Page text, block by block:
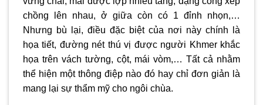
chồng lên nhau, ở giữa còn có 1 đỉnh nhọn,…
Nhưng bù lại, điều đặc biệt của nơi này chính là
họa tiết, đường nét thú vị được người Khmer khắc
họa trên vách tường, cột, mái vòm,… Tất cả nhằm
thể hiện một thông điệp nào đó hay chỉ đơn giản là
mang lại sự thẩm mỹ cho ngôi chùa.